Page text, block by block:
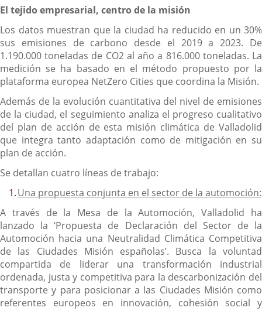
El tejido empresarial, centro de la misión
Los datos muestran que la ciudad ha reducido en un 30%
sus emisiones de carbono desde el 2019 a 2023. De
1.190.000 toneladas de CO2 al año a 816.000 toneladas. La
medición se ha basado en el método propuesto por la
plataforma europea NetZero Cities que coordina la Misión.
Además de la evolución cuantitativa del nivel de emisiones
de la ciudad, el seguimiento analiza el progreso cualitativo
del plan de acción de esta misión climática de Valladolid
que integra tanto adaptación como de mitigación en su
plan de acción.
Se detallan cuatro líneas de trabajo:
Una propuesta conjunta en el sector de la automoción:
A través de la Mesa de la Automoción, Valladolid ha
lanzado la ‘Propuesta de Declaración del Sector de la
Automoción hacia una Neutralidad Climática Competitiva
de las Ciudades Misión españolas’. Busca la voluntad
compartida de liderar una transformación industrial
ordenada, justa y competitiva para la descarbonización del
transporte y para posicionar a las Ciudades Misión como
referentes europeos en innovación, cohesión social y